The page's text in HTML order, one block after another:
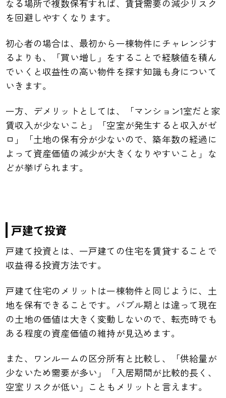
なる場所で複数保有すれば、賃貸需要の減少リスク
を回避しやすくなります。
初心者の場合は、最初から一棟物件にチャレンジす
るよりも、「買い増し」をすることで経験値を積ん
でいくと収益性の高い物件を探す知識も身について
いきます。
一方、デメリットとしては、「マンション1室だと家
賃収入が少ないこと」「空室が発生すると収入がゼ
ロ」「土地の保有分が少ないので、築年数の経過に
よって資産価値の減少が大きくなりやすいこと」な
どが挙げられます。
戸建て投資
戸建て投資とは、一戸建ての住宅を賃貸することで
収益得る投資方法です。
戸建て住宅のメリットは一棟物件と同じように、土
地を保有できることです。バブル期とは違って現在
の土地の価値は大きく変動しないので、転売時でも
ある程度の資産価値の維持が見込めます。
また、ワンルームの区分所有と比較し、「供給量が
少ないため需要が多い」「入居期間が比較的長く、
空室リスクが低い」こともメリットと言えます。